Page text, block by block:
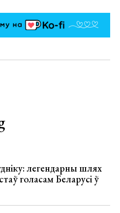
легендарны шлях
голасам Беларусі ў